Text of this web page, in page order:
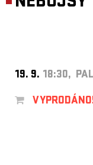
19. 9. 18:30,